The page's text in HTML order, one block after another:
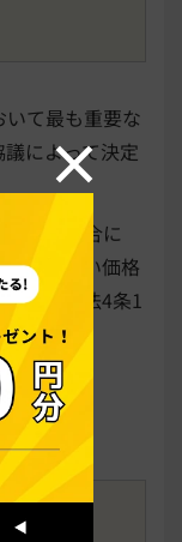
て最も重要な
によって決定
する場合に
しく低い価格
して同法4条1
です。